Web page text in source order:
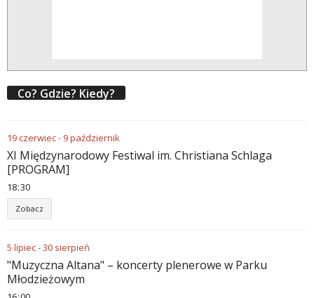
Co? Gdzie? Kiedy?
19czerwiec- 9październik
XI Międzynarodowy Festiwal im. Christiana Schlaga
[PROGRAM]
18:30
Zobacz
5 lipiec-30 sierpień
"Muzyczna Altana" – koncerty plenerowe w Parku
Młodzieżowym